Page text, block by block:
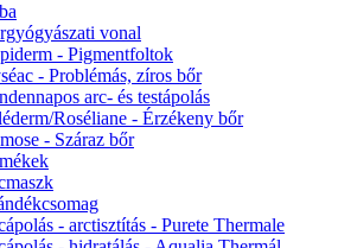
vonal
- Pigmentfoltok
- Problémás, zíros bőr
arc- és testápolás
Roséliane - Érzékeny bőr
- Száraz bőr
- arctisztítás - Purete Thermale